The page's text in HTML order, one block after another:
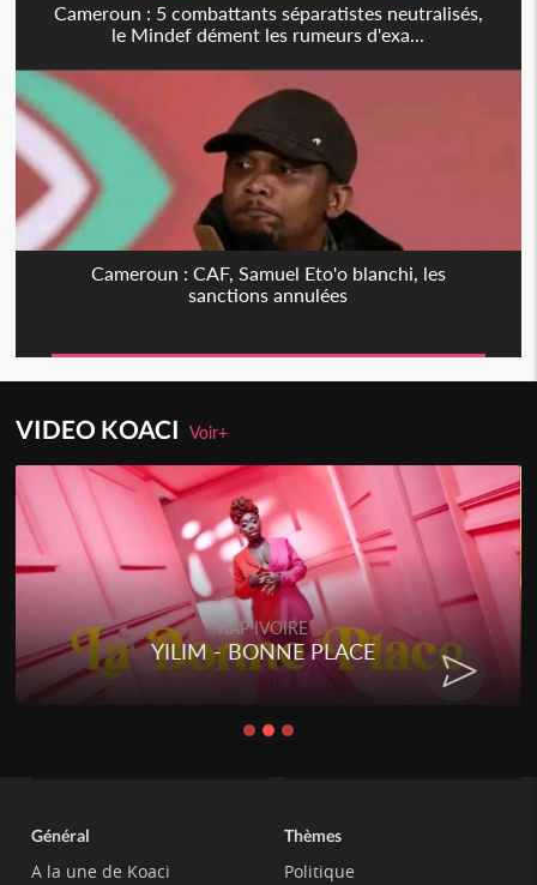
Cameroun : 5 combattants séparatistes neutralisés,
le Mindef dément les rumeurs d'exa...
Cameroun : CAF, Samuel Eto'o blanchi, les
sanctions annulées
VIDEO KOACIVoir+
RAP IVOIRE
YILIM - BONNE PLACE
Général
A la une de Koaci
Thèmes
Politique